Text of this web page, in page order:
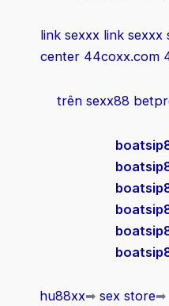
link sexxx link sexxx
center 44coxx.com
trên sexx88
hu88xx➡ sex store➡